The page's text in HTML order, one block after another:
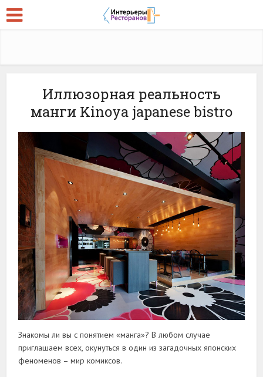
Иллюзорная реальность
манги Kinoya japanese bistro
Знакомы ли вы с понятием «манга»? В любом случае
приглашаем всех, окунуться в один из загадочных японских
феноменов – мир комиксов.